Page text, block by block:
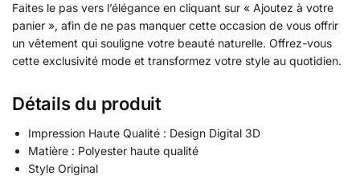
Faites le pas vers l’élégance en cliquant sur « Ajoutez à votre
panier », afin de ne pas manquer cette occasion de vous offrir
un vêtement qui souligne votre beauté naturelle. Offrez-vous
cette exclusivité mode et transformez votre style au quotidien.
Détails du produit
Impression Haute Qualité : Design Digital 3D
Matière : Polyester haute qualité
Style Original